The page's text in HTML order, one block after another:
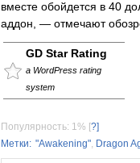
вместе обойдется в 40
аддон, — отмечают
GD Star Rating
a WordPress rating
system
Популярность: 1% [?]
Метки: "Awakening", Dragon